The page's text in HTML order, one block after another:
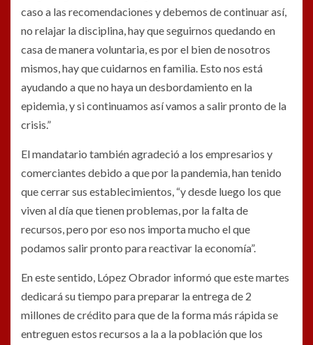
caso a las recomendaciones y debemos de continuar así,
no relajar la disciplina, hay que seguirnos quedando en
casa de manera voluntaria, es por el bien de nosotros
mismos, hay que cuidarnos en familia. Esto nos está
ayudando a que no haya un desbordamiento en la
epidemia, y si continuamos así vamos a salir pronto de la
crisis.”
El mandatario también agradeció a los empresarios y
comerciantes debido a que por la pandemia, han tenido
que cerrar sus establecimientos, “y desde luego los que
viven al día que tienen problemas, por la falta de
recursos, pero por eso nos importa mucho el que
podamos salir pronto para reactivar la economía”.
En este sentido, López Obrador informó que este martes
dedicará su tiempo para preparar la entrega de 2
millones de crédito para que de la forma más rápida se
entreguen estos recursos a la a la población que los